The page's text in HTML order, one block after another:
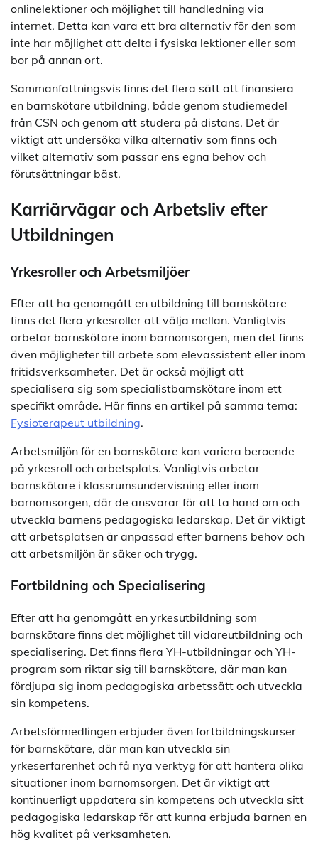
onlinelektioner och möjlighet till handledning via
internet. Detta kan vara ett bra alternativ för den som
inte har möjlighet att delta i fysiska lektioner eller som
bor på annan ort.
Sammanfattningsvis finns det flera sätt att finansiera
en barnskötare utbildning, både genom studiemedel
från CSN och genom att studera på distans. Det är
viktigt att undersöka vilka alternativ som finns och
vilket alternativ som passar ens egna behov och
förutsättningar bäst.
Karriärvägar och Arbetsliv efter
Utbildningen
Yrkesroller och Arbetsmiljöer
Efter att ha genomgått en utbildning till barnskötare
finns det flera yrkesroller att välja mellan. Vanligtvis
arbetar barnskötare inom barnomsorgen, men det finns
även möjligheter till arbete som elevassistent eller inom
fritidsverksamheter. Det är också möjligt att
specialisera sig som specialistbarnskötare inom ett
specifikt område. Här finns en artikel på samma tema:
Fysioterapeut utbildning.
Arbetsmiljön för en barnskötare kan variera beroende
på yrkesroll och arbetsplats. Vanligtvis arbetar
barnskötare i klassrumsundervisning eller inom
barnomsorgen, där de ansvarar för att ta hand om och
utveckla barnens pedagogiska ledarskap. Det är viktigt
att arbetsplatsen är anpassad efter barnens behov och
att arbetsmiljön är säker och trygg.
Fortbildning och Specialisering
Efter att ha genomgått en yrkesutbildning som
barnskötare finns det möjlighet till vidareutbildning och
specialisering. Det finns flera YH-utbildningar och YH-
program som riktar sig till barnskötare, där man kan
fördjupa sig inom pedagogiska arbetssätt och utveckla
sin kompetens.
Arbetsförmedlingen erbjuder även fortbildningskurser
för barnskötare, där man kan utveckla sin
yrkeserfarenhet och få nya verktyg för att hantera olika
situationer inom barnomsorgen. Det är viktigt att
kontinuerligt uppdatera sin kompetens och utveckla sitt
pedagogiska ledarskap för att kunna erbjuda barnen en
hög kvalitet på verksamheten.